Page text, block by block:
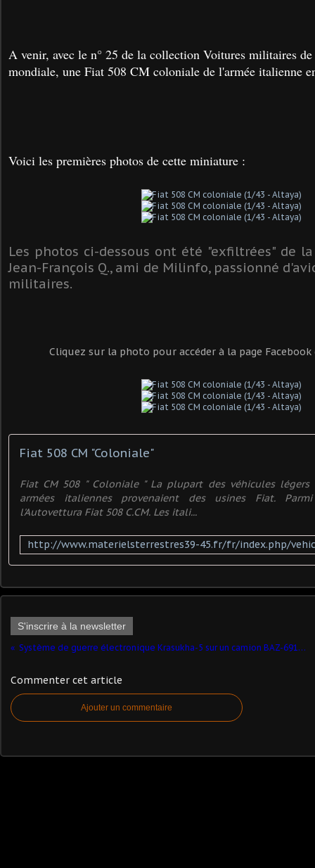
A venir, avec le n° 25 de la collection Voitures militaires de
mondiale, une Fiat 508 CM coloniale de l'armée italienne
Voici les premières photos de cette miniature :
Les photos ci-dessous ont été "exfiltrées" de
Jean-François Q., ami de Milinfo, passionné
militaires.
Cliquez sur la photo pour accéder à la page Facebook
Fiat 508 CM "Coloniale"
Fiat CM 508 " Coloniale " La plupart des véhicules
armées italiennes provenaient des usines Fiat.
l'Autovettura Fiat 508 C.CM. Les itali...
S'inscrire à la newsletter
Système de guerre électronique Krasukha-5 sur un camion BAZ-6910-022 (1/43 - par Kamal)
Commenter cet article
Ajouter un commentaire